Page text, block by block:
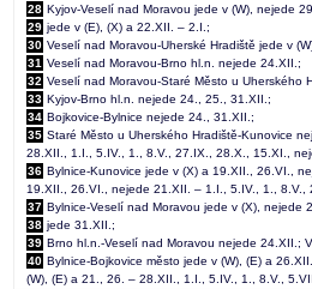
28 Kyjov-Veselí nad Moravou jede v (W), nejede
29 jede v (E), (X) a 22.XII. – 2.I.;
30 Veselí nad Moravou-Uherské Hradiště jede v
31 Veselí nad Moravou-Brno hl.n. nejede 24.XII.;
32 Veselí nad Moravou-Staré Město u Uherského
33 Kyjov-Brno hl.n. nejede 24., 25., 31.XII.;
34 Bojkovice-Bylnice nejede 24., 31.XII.;
35 Staré Město u Uherského Hradiště-Kunovice
28.XII., 1.I., 5.IV., 1., 8.V., 27.IX., 28.X., 15.XI.,
36 Bylnice-Kunovice jede v (X) a 19.XII., 26.VI.,
19.XII., 26.VI., nejede 21.XII. – 1.I., 5.IV., 1.,
37 Bylnice-Veselí nad Moravou jede v (X),
38 jede 31.XII.;
39 Brno hl.n.-Veselí nad Moravou nejede 24.XII.;
40 Bylnice-Bojkovice město jede v (W), (E) a
(W), (E) a 21., 26. – 28.XII., 1.I., 5.IV., 1., 8.V.,